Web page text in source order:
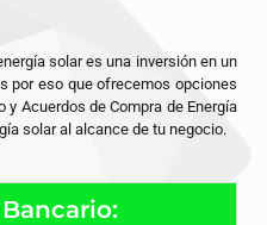
solar es una inversión en un
por eso que ofrecemos opciones
Acuerdos de Compra de Energía
solar al alcance de tu negocio.